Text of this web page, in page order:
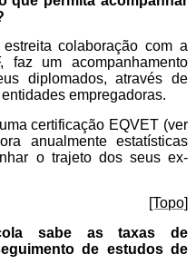
colaboração com a
faz um acompanhamento
diplomados, através de
empregadoras.
certificação EQVET (ver
anualmente estatísticas
o trajeto dos seus ex-
[Topo]
sabe as taxas de
de estudos de